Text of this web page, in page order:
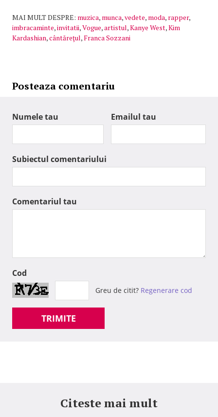
MAI MULT DESPRE: muzica, munca,vedete, moda, rapper,
imbracaminte,invitatii,Vogue,artistul,Kanye West,Kim
Kardashian,cântăreţul,Franca Sozzani
Posteaza comentariu
Numele tau Emailul tau
Subiectul comentariului
Comentariul tau
Cod
Greu de citit? Regenerare cod
TRIMITE
Citeste mai mult